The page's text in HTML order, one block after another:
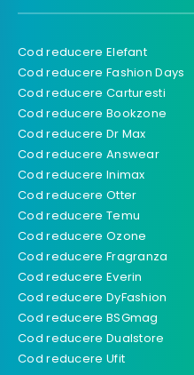
Cod reducere Elefant
Cod reducere Fashion Days
Cod reducere Carturesti
Cod reducere Bookzone
Cod reducere Dr Max
Cod reducere Answear
Cod reducere Inimax
Cod reducere Otter
Cod reducere Temu
Cod reducere Ozone
Cod reducere Fragranza
Cod reducere Everin
Cod reducere DyFashion
Cod reducere BSGmag
Cod reducere Dualstore
Cod reducere Ufit